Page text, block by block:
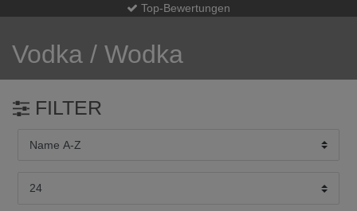
Top-Bewertungen
Vodka / Wodka
FILTER